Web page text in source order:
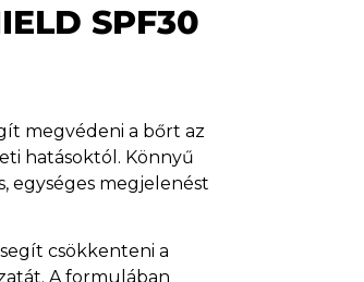
SPF30
megvédeni a bőrt az
hatásoktól. Könnyű
egységes megjelenést
segít csökkenteni a
A formulában